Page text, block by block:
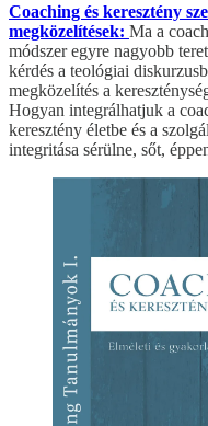
Coaching és keresztény
megközelítések: Ma a
módszer egyre nagyobb
kérdés a teológiai
megközelítés a
Hogyan integrálhatjuk a
keresztény életbe és a
integritása sérülne, sőt,